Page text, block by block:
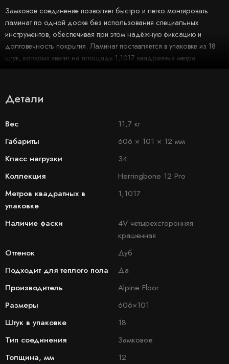
Замковое соединение позволяет быстро и легко монтировать
ламинат по одной доске без использования специальных
инструментов, обеспечивая при этом надёжную фиксацию и
долговечность покрытия. Ламинат поставляется в упаковке из 18
штук, которых хватит на площадь 1,1017 квадратных метра.
Детали
Вес
11,7 кг
Габариты
606 × 101 × 12 мм
Класс нагрузки
34
Коллекция
Herringbone 12 Pro
Метров квадратных в
упаковке
1,1017
Наличие фаски
4V четырехсторонняя
крашенная
Оттенок
Дуб
Подходит для теплого пола
Да
Производитель
Alpine Floor
Размеры
606×101
Штук в упаковке
18
Тип соединения
Замковое
Толщина, мм
12